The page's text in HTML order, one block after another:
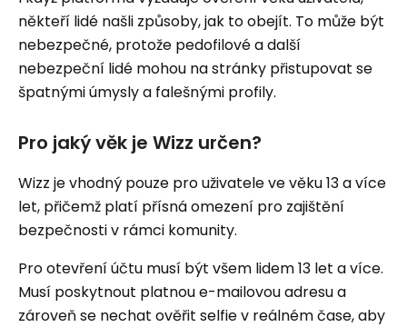
někteří lidé našli způsoby, jak to obejít. To může být
nebezpečné, protože pedofilové a další
nebezpeční lidé mohou na stránky přistupovat se
špatnými úmysly a falešnými profily.
Pro jaký věk je Wizz určen?
Wizz je vhodný pouze pro uživatele ve věku 13 a více
let, přičemž platí přísná omezení pro zajištění
bezpečnosti v rámci komunity.
Pro otevření účtu musí být všem lidem 13 let a více.
Musí poskytnout platnou e-mailovou adresu a
zároveň se nechat ověřit selfie v reálném čase, aby